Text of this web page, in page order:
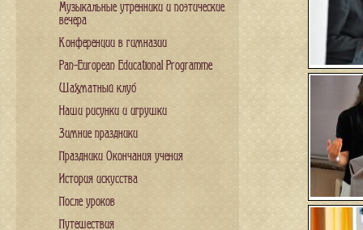
Музыкальные утренники и поэтические
вечера
Конференции в гимназии
Pan-European Educational Programme
Шахматный клуб
Наши рисунки и игрушки
Зимние праздники
Праздники Окончания учения
История искусства
После уроков
Путешествия